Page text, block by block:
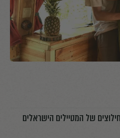
של המטיילים הישראלים